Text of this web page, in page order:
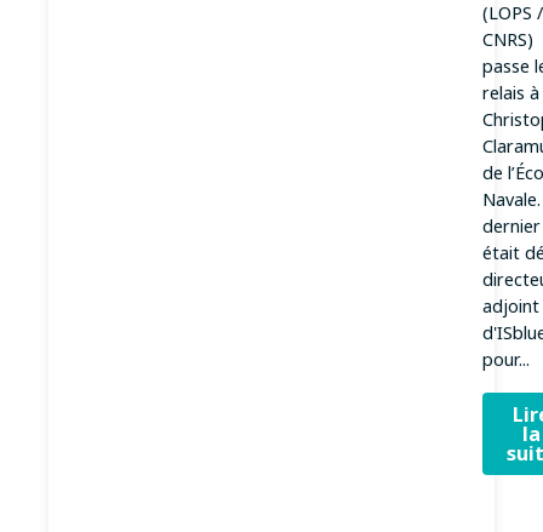
(LOPS /
CNRS)
passe
relais à
de
dernier
était
adjoint
pour...
la